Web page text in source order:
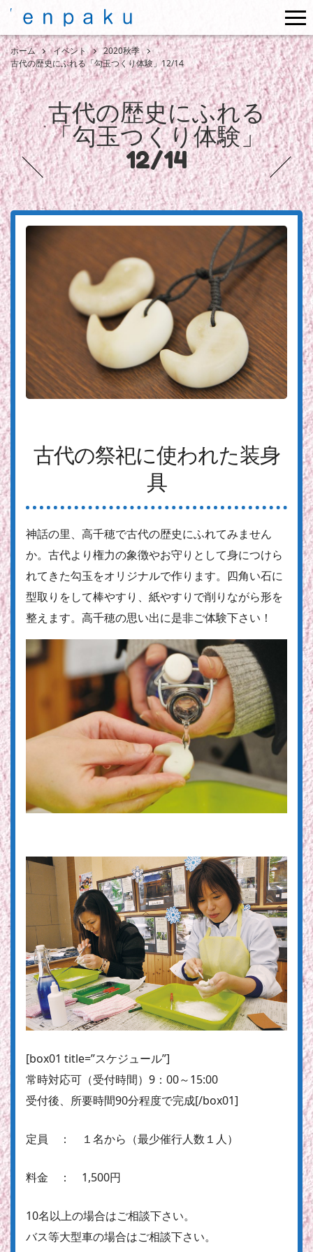
ホーム イベント
2020秋季
古代の歴史にふれる「勾玉つくり体験」12/14
古代の歴史にふれる
「勾玉つくり体験」
12/14
古代の祭祀に使われた装身
具
神話の里、高千穂で古代の歴史にふれてみません
か。古代より権力の象徴やお守りとして身につけら
れてきた勾玉をオリジナルで作ります。四角い石に
型取りをして棒やすり、紙やすりで削りながら形を
整えます。高千穂の思い出に是非ご体験下さい！
[box01 title=”スケジュール”]
常時対応可 （受付時間）9：00～15:00
受付後、所要時間90分程度で完成[/box01]
定員 ： １名から（最少催行人数１人）
料金 ： 1,500円
10名以上の場合はご相談下さい。
バス等大型車の場合はご相談下さい。